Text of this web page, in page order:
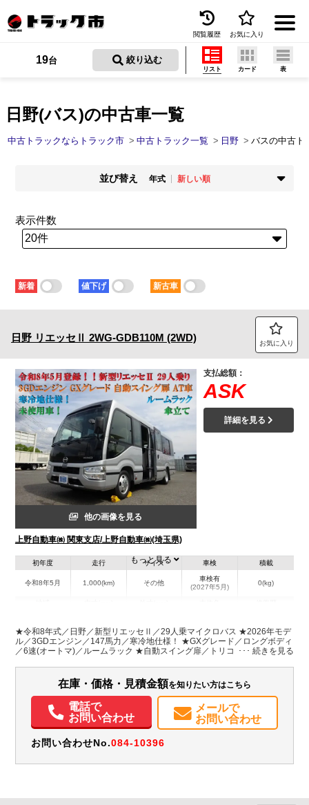
トラック買取
トラック市とは
保存した検索条件
トラック市FC会員専用ページはこちら
閲覧履歴 お気に入り
日野(バス)の中古車一覧
19台 絞り込む
リスト カード 表
中古トラックならトラック市 中古トラック一覧 日野 バスの中古ト
並び替え 年式
新しい順
新着順
走行距離
少ない順
多い順
価格
安い順
高い順
少ない順
多い順
短い順
表示件数
新着 値下げ 新古車
日野 リエッセⅡ 2WG-GDB110M (2WD) お気に入り
他の画像を見る
上野自動車㈱ 関東支店/上野自動車㈱(埼玉県)
支払総額：
ASK
詳細を見る
初年度
令和8年5月
走行
1,000(km)
サイズ
その他
車検
車検有
(2027年5月)
積載
0(kg)
埼玉県
W:1,885
H:1,890
W:2,080
H:2,630
無
パワステ パワーウィンドウ ABS エアバッグ
集中ドアロック
電動格納ミラー
カーナビ
取扱説明書（一部含む）
メンテナンスノート（保証書）
もっと見る
★令和8年式／日野／新型リエッセⅡ／29人乗マイクロバス ★2026年モデ
ル／3GDエンジン／147馬力／寒冷地仕様！ ★GXグレード／ロングボディ
／6速(オートマ)／ルームラック ★自動スイング扉／トリコットシート(上
在庫・価格・見積金額を知りたい方はこちら
電話で
お問い合わせ
メールで
お問い合わせ
お問い合わせNo.084-10396